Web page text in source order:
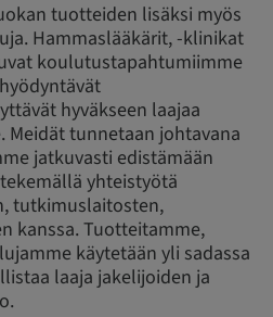
tuotteiden lisäksi myös
Hammaslääkärit, -klinikat
koulutustapahtumiimme
hyväkseen laajaa
Meidät tunnetaan johtavana
jatkuvasti edistämään
yhteistyötä
tutkimuslaitosten,
kanssa. Tuotteitamme,
käytetään yli sadassa
laaja jakelijoiden ja